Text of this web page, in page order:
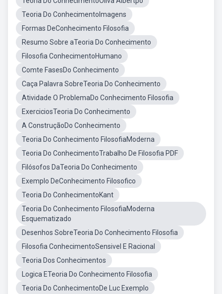
Teoria Do ConhecimentoImagens
Formas DeConhecimento Filosofia
Resumo Sobre aTeoria Do Conhecimento
Filosofia ConhecimentoHumano
Comte FasesDo Conhecimento
Caça Palavra SobreTeoria Do Conhecimento
Atividade O ProblemaDo Conhecimento Filosofia
ExerciciosTeoria Do Conhecimento
A ConstruçãoDo Conhecimento
Teoria Do Conhecimento FilosofiaModerna
Teoria Do ConhecimentoTrabalho De Filosofia PDF
Filósofos DaTeoria Do Conhecimento
Exemplo DeConhecimento Filosofico
Teoria Do ConhecimentoKant
Teoria Do Conhecimento FilosofiaModerna
Esquematizado
Desenhos SobreTeoria Do Conhecimento Filosofia
Filosofia ConhecimentoSensivel E Racional
Teoria Dos Conhecimentos
Logica ETeoria Do Conhecimento Filosofia
Teoria Do ConhecimentoDe Luc Exemplo